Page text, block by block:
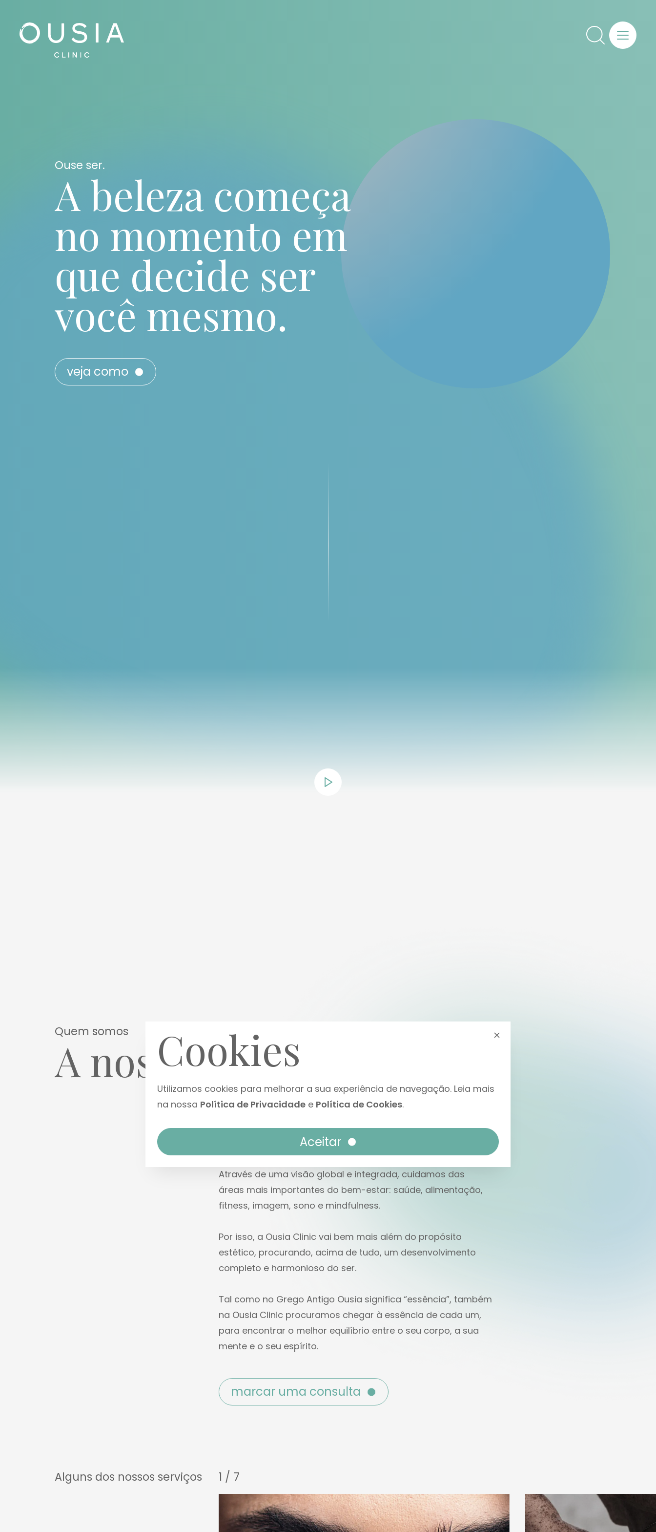
Ouse ser.
A beleza começa
no momento em
que decide ser
você mesmo.
veja como
Quem somos
A nossa essência
A Ousia Clinic é um novo conceito de Clínica que compreende
a Identidade em múltiplas dimensões: beleza, saúde, bem-
estar e atenção plena.
Através de uma visão global e integrada, cuidamos das
áreas mais importantes do bem-estar: saúde, alimentação,
fitness, imagem, sono e mindfulness.
Por isso, a Ousia Clinic vai bem mais além do propósito
estético, procurando, acima de tudo, um desenvolvimento
completo e harmonioso do ser.
Tal como no Grego Antigo Ousia significa “essência”, também
na Ousia Clinic procuramos chegar à essência de cada um,
para encontrar o melhor equilíbrio entre o seu corpo, a sua
mente e o seu espírito.
marcar uma consulta
Alguns dos nossos serviços 1 / 7
Cookies
Utilizamos cookies para melhorar a sua experiência de navegação. Leia mais
na nossa Política de Privacidade e Política de Cookies.
Aceitar